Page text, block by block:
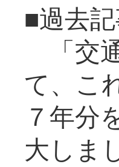
■過去
「交
て、こ
７年分
大